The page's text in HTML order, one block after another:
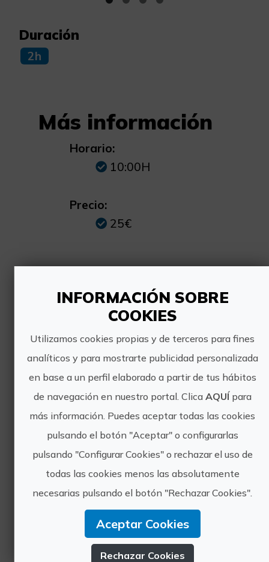
Duración
2h
Más información
Horario:
10:00H
Precio:
25€
EXPERIENCIAS EN
CASTELLÓN
Queremos ofrecer experiencias singulares
y diversas con el objetivo de promocionar
turísticamente la provincia de Castellón
https://experienciasencastellon.es/
hola@experienciasencastellon.com
INFORMACIÓN SOBRE
COOKIES
Utilizamos cookies propias y de terceros para fines
analíticos y para mostrarte publicidad personalizada
en base a un perfil elaborado a partir de tus hábitos
de navegación en nuestro portal. Clica AQUÍpara
más información. Puedes aceptar todas las cookies
pulsando el botón "Aceptar" o configurarlas
pulsando "Configurar Cookies" o rechazar el uso de
todas las cookies menos las absolutamente
necesarias pulsando el botón "Rechazar Cookies".
Aceptar Cookies
Rechazar Cookies